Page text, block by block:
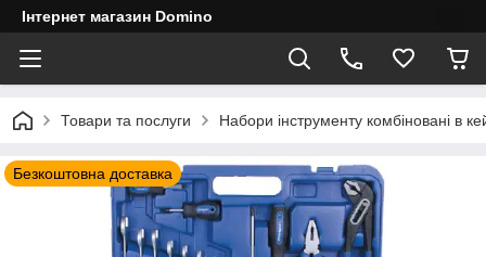
Інтернет магазин Domino
Товари та послуги Набори інструменту комбіновані в
Безкоштовна доставка